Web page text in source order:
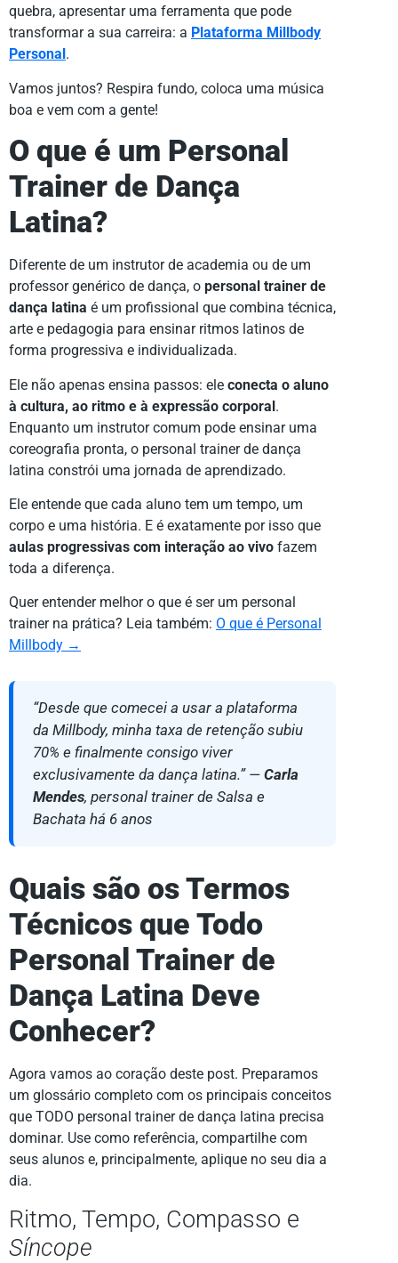
quebra, apresentar uma ferramenta que pode
transformar a sua carreira: a Plataforma Millbody
Personal .
Vamos juntos? Respira fundo, coloca uma música
boa e vem com a gente!
O que é um Personal
Trainer de Dança
Latina?
Diferente de um instrutor de academia ou de um
professor genérico de dança, o personal trainer de
dança latina é um profissional que combina técnica,
arte e pedagogia para ensinar ritmos latinos de
forma progressiva e individualizada.
Ele não apenas ensina passos: ele conecta o aluno
à cultura, ao ritmo e à expressão corporal.
Enquanto um instrutor comum pode ensinar uma
coreografia pronta, o personal trainer de dança
latina constrói uma jornada de aprendizado.
Ele entende que cada aluno tem um tempo, um
corpo e uma história. E é exatamente por isso que
aulas progressivas com interação ao vivo fazem
toda a diferença.
Quer entender melhor o que é ser um personal
trainer na prática? Leia também: O que é Personal
Millbody →
“Desde que comecei a usar a plataforma
da Millbody, minha taxa de retenção subiu
70% e finalmente consigo viver
exclusivamente da dança latina.” — Carla
Mendes, personal trainer de Salsa e
Bachata há 6 anos
Quais são os Termos
Técnicos que Todo
Personal Trainer de
Dança Latina Deve
Conhecer?
Agora vamos ao coração deste post. Preparamos
um glossário completo com os principais conceitos
que TODO personal trainer de dança latina precisa
dominar. Use como referência, compartilhe com
seus alunos e, principalmente, aplique no seu dia a
dia.
Ritmo, Tempo, Compasso e
Síncope